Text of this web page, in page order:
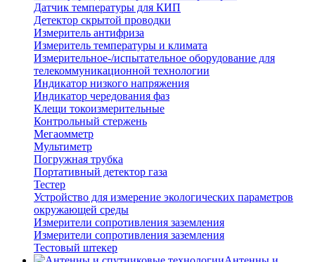
Датчик температуры для КИП
Детектор скрытой проводки
Измеритель антифриза
Измеритель температуры и климата
Измерительное-/испытательное оборудование для
телекоммуникационной технологии
Индикатор низкого напряжения
Индикатор чередования фаз
Клещи токоизмерительные
Контрольный стержень
Мегаомметр
Мультиметр
Погружная трубка
Портативный детектор газа
Тестер
Устройство для измерение экологических параметров
окружающей среды
Измерители сопротивления заземления
Измерители сопротивления заземления
Тестовый штекер